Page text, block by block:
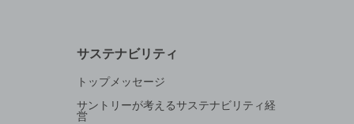
サステナビリティ
トップメッセージ
サントリーが考えるサステナビリティ経
営